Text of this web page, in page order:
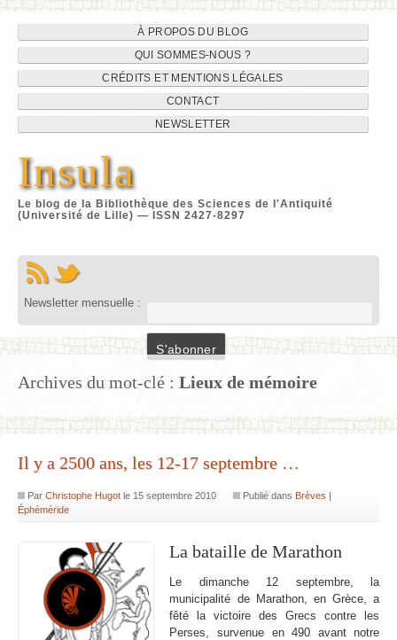
Navigation
du
site
au
contenu
À PROPOS DU BLOG
QUI SOMMES-NOUS ?
CRÉDITS ET MENTIONS LÉGALES
CONTACT
NEWSLETTER
Insula
Le blog de la Bibliothèque des Sciences de l'Antiquité
(Université de Lille) — ISSN 2427-8297
Newsletter mensuelle :
Archives du mot-clé : Lieux de mémoire
Il y a 2500 ans, les 12-17 septembre …
Par Christophe Hugotle 15 septembre 2010 Publié dansBrèves |
Éphéméride
La bataille de Marathon
Le dimanche 12 septembre, la
municipalité de Marathon, en Grèce, a
fêté la victoire des Grecs contre les
Perses, survenue en 490 avant notre